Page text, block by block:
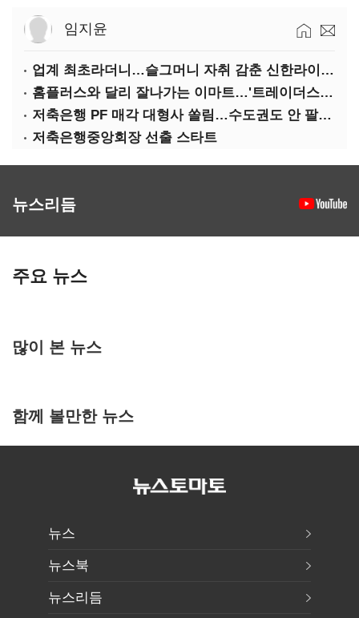
임지윤
업계 최초라더니…슬그머니 자취 감춘 신한라이프 ‘상속증여연구소’
홈플러스와 달리 잘나가는 이마트…'트레이더스 삼성카드' 주목
저축은행 PF 매각 대형사 쏠림…수도권도 안 팔린다
저축은행중앙회장 선출 스타트
뉴스리듬
주요 뉴스
많이 본 뉴스
함께 볼만한 뉴스
뉴스
뉴스북
뉴스리듬